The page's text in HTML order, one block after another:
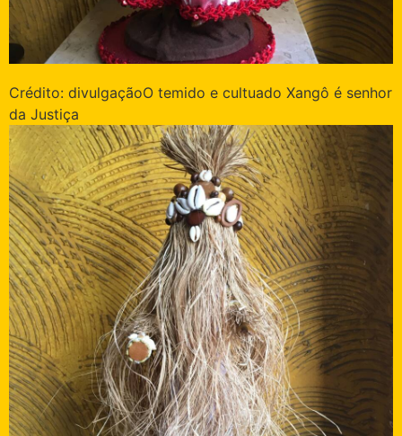
Crédito: divulgaçãoO temido e cultuado Xangô é senhor
da Justiça